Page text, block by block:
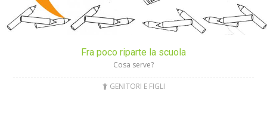
Fra poco riparte la scuola
Cosa serve?
GENITORI E FIGLI